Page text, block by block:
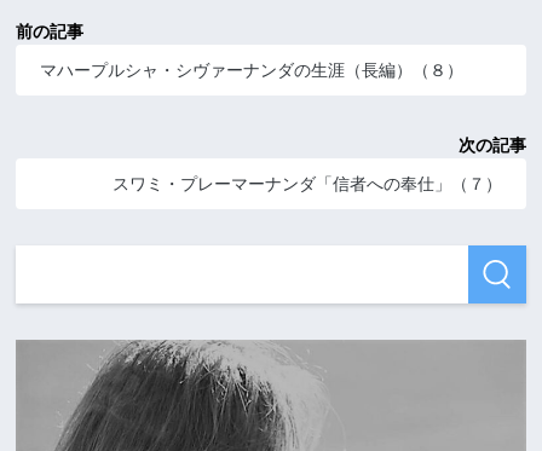
前の記事
マハープルシャ・シヴァーナンダの生涯（長編）（８）
次の記事
スワミ・プレーマーナンダ「信者への奉仕」（７）